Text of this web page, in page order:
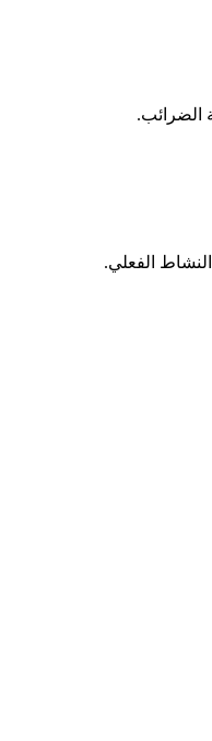
الضرائب.
الفعلي.